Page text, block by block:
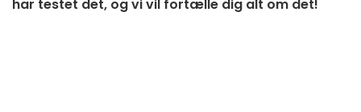
har testet det, og vi vil fortælle dig alt om det!